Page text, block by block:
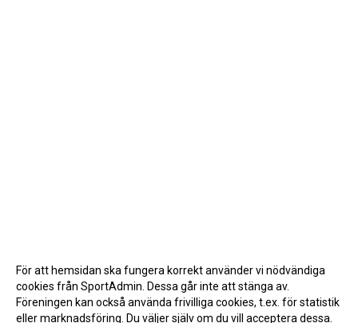
För att hemsidan ska fungera korrekt använder vi nödvändiga
cookies från SportAdmin. Dessa går inte att stänga av.
Föreningen kan också använda frivilliga cookies, t.ex. för statistik
eller marknadsföring. Du väljer själv om du vill acceptera dessa.